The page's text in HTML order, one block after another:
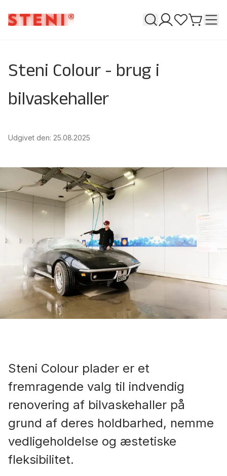
Søge
Mine sider
Favoritter
Gå til
Steni Colour - brug i
bilvaskehaller
Udgivet den: 25.08.2025
Steni Colour plader er et
fremragende valg til indvendig
renovering af bilvaskehaller på
grund af deres holdbarhed, nemme
vedligeholdelse og æstetiske
fleksibilitet.